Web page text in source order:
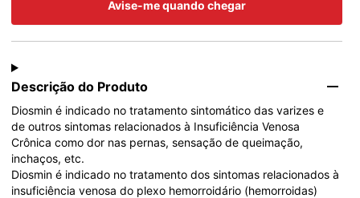
Avise-me quando chegar
Descrição do Produto
Diosmin é indicado no tratamento sintomático das varizes e
de outros sintomas relacionados à Insuficiência Venosa
Crônica como dor nas pernas, sensação de queimação,
inchaços, etc.
Diosmin é indicado no tratamento dos sintomas relacionados à
insuficiência venosa do plexo hemorroidário (hemorroidas)